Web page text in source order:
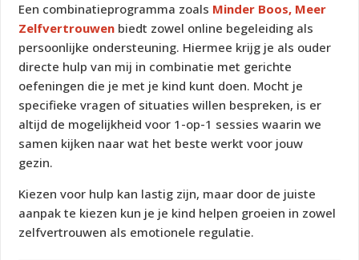
Een combinatieprogramma zoals Minder Boos, Meer
Zelfvertrouwen biedt zowel online begeleiding als
persoonlijke ondersteuning. Hiermee krijg je als ouder
directe hulp van mij in combinatie met gerichte
oefeningen die je met je kind kunt doen. Mocht je
specifieke vragen of situaties willen bespreken, is er
altijd de mogelijkheid voor 1-op-1 sessies waarin we
samen kijken naar wat het beste werkt voor jouw
gezin.
Kiezen voor hulp kan lastig zijn, maar door de juiste
aanpak te kiezen kun je je kind helpen groeien in zowel
zelfvertrouwen als emotionele regulatie.